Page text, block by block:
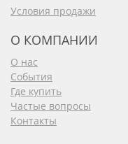
Условия продажи
О КОМПАНИИ
О нас
События
Где купить
Частые вопросы
Контакты